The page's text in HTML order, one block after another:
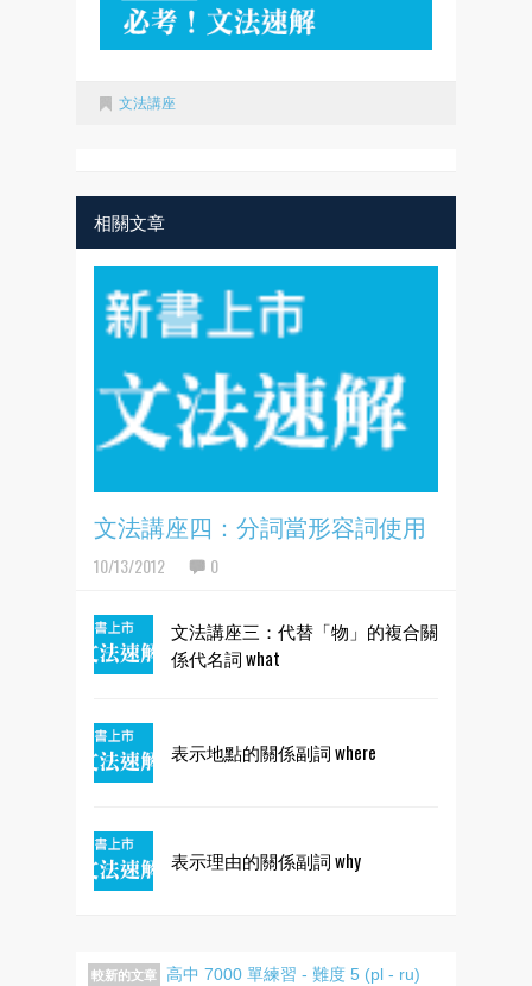
文法講座
相關文章
文法講座四：分詞當形容詞使用
10/13/2012 0
文法講座三：代替「物」的複合關
係代名詞 what
表示地點的關係副詞 where
表示理由的關係副詞 why
較新的文章 高中 7000 單練習 - 難度 5 (pl - ru)